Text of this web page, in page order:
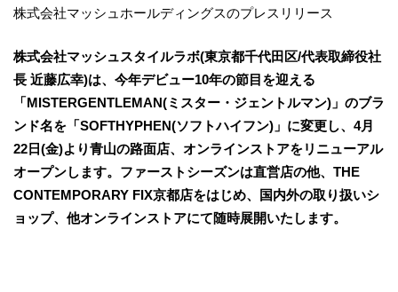
株式会社マッシュホールディングスのプレスリリース
株式会社マッシュスタイルラボ(東京都千代田区/代表取締役社
長 近藤広幸)は、今年デビュー10年の節目を迎える
「MISTERGENTLEMAN(ミスター・ジェントルマン)」のブラ
ンド名を「SOFTHYPHEN(ソフトハイフン)」に変更し、4月
22日(金)より青山の路面店、オンラインストアをリニューアル
オープンします。ファーストシーズンは直営店の他、THE
CONTEMPORARY FIX京都店をはじめ、国内外の取り扱いシ
ョップ、他オンラインストアにて随時展開いたします。